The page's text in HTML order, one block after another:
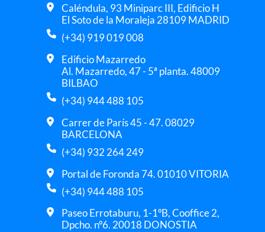
Caléndula, 93 Miniparc III, Edificio H
El Soto de la Moraleja 28109 MADRID
(+34) 919 019 008
Edificio Mazarredo
Al. Mazarredo, 47 - 5ª planta. 48009
BILBAO
(+34) 944 488 105
Carrer de París 45 - 47. 08029
BARCELONA
(+34) 932 264 249
Portal de Foronda 74. 01010 VITORIA
(+34) 944 488 105
Paseo Errotaburu, 1-1ºB, Cooffice 2,
Dpcho. nº6. 20018 DONOSTIA